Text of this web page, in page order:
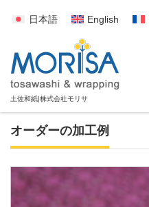
日本語 English
オーダーの加工例